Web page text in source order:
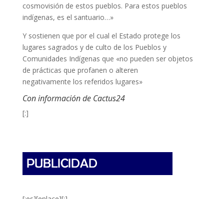
cosmovisión de estos pueblos. Para estos pueblos
indígenas, es el santuario…»
Y sostienen que por el cual el Estado protege los
lugares sagrados y de culto de los Pueblos y
Comunidades Indígenas que «no pueden ser objetos
de prácticas que profanen o alteren
negativamente los referidos lugares»
Con información de Cactus24
[:]